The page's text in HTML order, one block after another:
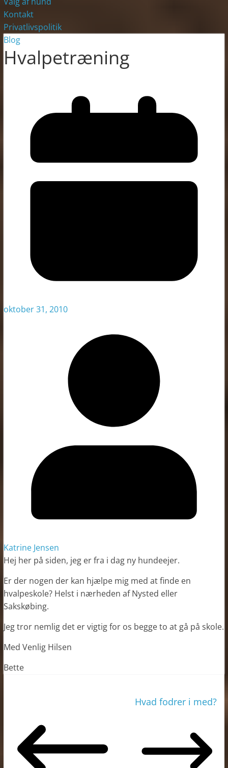
Kontakt
Privatlivspolitik
Blog
Hvalpetræning
oktober 31, 2010
Katrine Jensen
Hej her på siden, jeg er fra i dag ny hundeejer.
Er der nogen der kan hjælpe mig med at finde en
hvalpeskole? Helst i nærheden af Nysted eller
Sakskøbing.
Jeg tror nemlig det er vigtig for os begge to at gå på skole.
Med Venlig Hilsen
Bette
Hvad fodrer i med?